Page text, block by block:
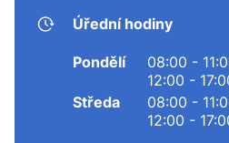
Úřední hodiny
Pondělí
08:00 -
12:00 -
Středa
08:00 -
12:00 -